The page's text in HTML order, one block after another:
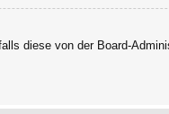
diese von der Board-